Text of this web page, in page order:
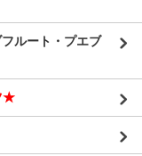
ルート・プエブ
★